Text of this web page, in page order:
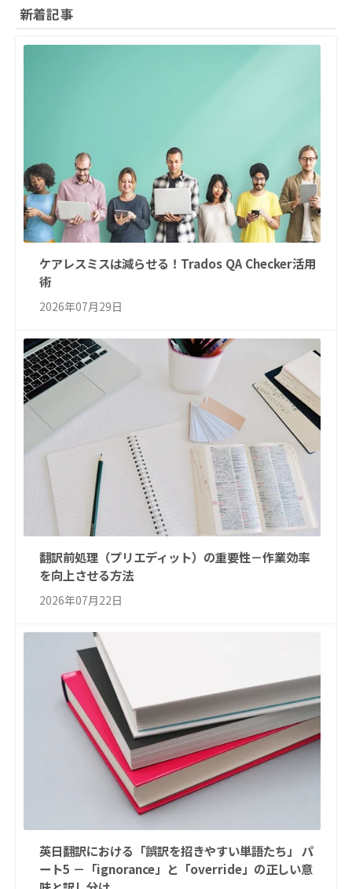
新着記事
ケアレスミスは減らせる！Trados QA Checker活用
術
2026年07月29日
翻訳前処理（プリエディット）の重要性－作業効率
を向上させる方法
2026年07月22日
英日翻訳における「誤訳を招きやすい単語たち」 パ
ート5 －「ignorance」と「override」の正しい意